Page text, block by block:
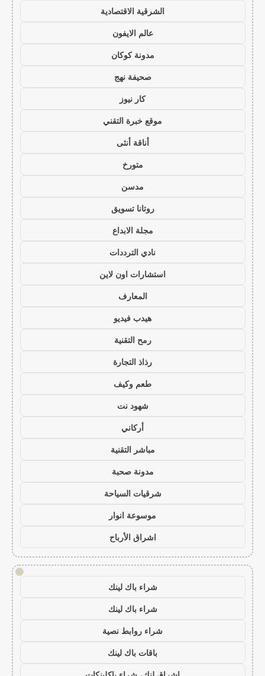
الشرقية الاقتصادية
عالم الايفون
مدونة كوكان
صحيفة نهج
كار نيوز
موقع خبرة التقني
أناقة أنثى
متورخ
مدسن
روتانا تسويق
مجلة الابداع
نادي الترددات
استشارات اون لاين
المعارف
هيدب فيديو
رمح التقنية
رذاذ التجارة
طعم وكيف
شهود نت
أركاني
مباشر التقنية
مدونة صحبة
شرقيات السياحة
موسوعة انوار
اشراق الأرباح
!
شراء باك لينك
شراء باك لينك
شراء روابط نصية
باقات باك لينك